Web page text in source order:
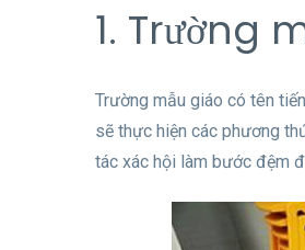
1. Trường
Trường mẫu giáo có tên
sẽ thực hiện các phương
tác xác hội làm bước đệm